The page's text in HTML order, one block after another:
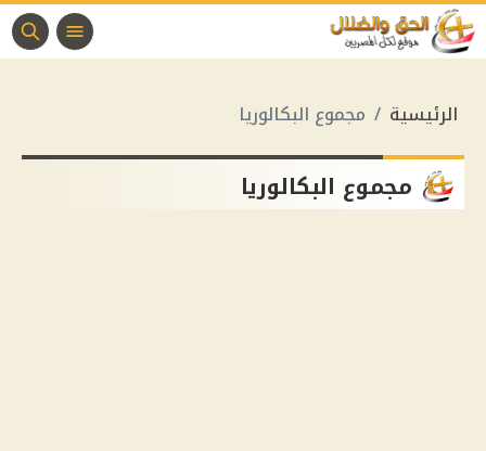
الرئيسية مجموع البكالوريا
مجموع البكالوريا